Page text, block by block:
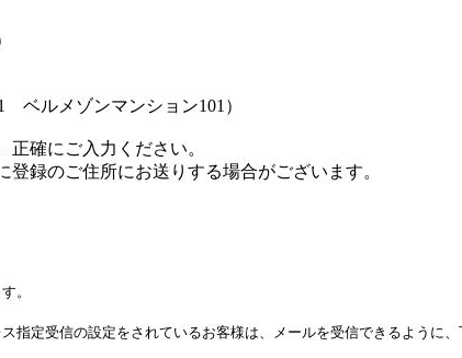
ルメゾンマンション101）
正確にご入力ください。
録のご住所にお送りする場合がございます。
。
指定受信の設定をされているお客様は、メールを受信できるように